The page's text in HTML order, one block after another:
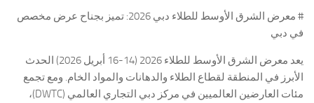
# معرض الشرق الأوسط للطلاء دبي 2026: تميز بجناح عرض مخصص
في دبي
يعد معرض الشرق الأوسط للطلاء 2026 (14-16 أبريل 2026) الحدث
الأبرز في المنطقة لقطاع الطلاء والدهانات والمواد الخام. ومع تجمع
مئات العارضين العالميين في مركز دبي التجاري العالمي (DWTC)،